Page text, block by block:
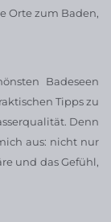
Orte zum Baden,
Badeseen
Tipps zu
Denn
aus: nicht nur
und das Gefühl,